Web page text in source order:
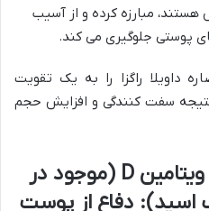
مبارزه کرده و از آسیب
پوستی جلوگیری می کند.
داویلا راگزا را به یک تقویت
سفت کنندگی و افزایش حجم
2.5. سرامیدها و شبه ویتامین D (موجود در
اسید): دفاع از پوست